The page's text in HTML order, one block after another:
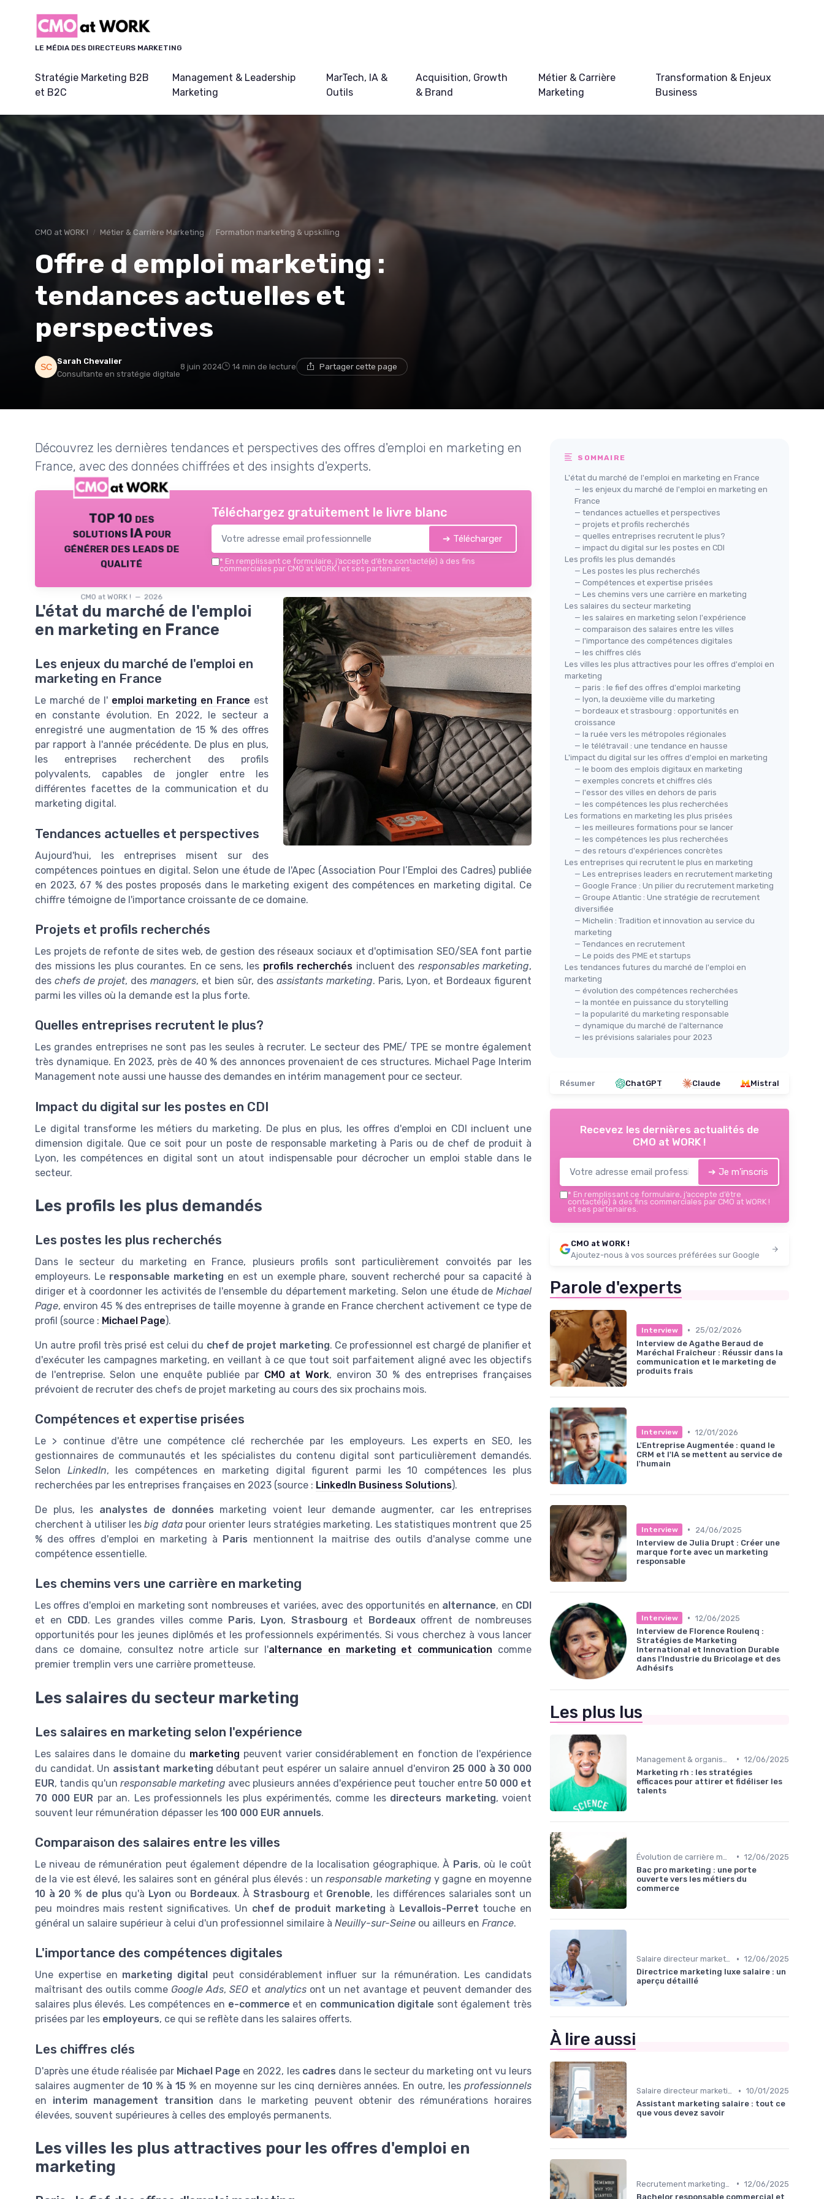
LE MÉDIA DES DIRECTEURS MARKETING
Stratégie Marketing B2B
et B2C
Management & Leadership
Marketing
MarTech, IA &
Outils
Acquisition, Growth
& Brand
Métier & Carrière
Marketing
Transformation & Enjeux
Business
CMO at WORK ! Métier & Carrière Marketing Formation marketing & upskilling
Offre d emploi marketing :
tendances actuelles et
perspectives
Sarah Chevalier
Consultante en stratégie digitale
8 juin 2024 14 min de lecture Partager cette page
Découvrez les dernières tendances et perspectives des offres d'emploi en marketing en
France, avec des données chiffrées et des insights d'experts.
TOP 10 des
solutions IA pour
générer des leads de
qualité
CMO at WORK ! — 2026
Téléchargez gratuitement le livre blanc
➔ Télécharger
* En remplissant ce formulaire, j’accepte d’être contacté(e) à des fins
commerciales par CMO at WORK ! et ses partenaires.
L'état du marché de l'emploi
en marketing en France
Les enjeux du marché de l'emploi en
marketing en France
Le marché de l' emploi marketing en France est
en constante évolution. En 2022, le secteur a
enregistré une augmentation de 15 % des offres
par rapport à l'année précédente. De plus en plus,
les entreprises recherchent des profils
polyvalents, capables de jongler entre les
différentes facettes de la communication et du
marketing digital.
Tendances actuelles et perspectives
Aujourd'hui, les entreprises misent sur des
compétences pointues en digital. Selon une étude de l'Apec (Association Pour l’Emploi des Cadres) publiée
en 2023, 67 % des postes proposés dans le marketing exigent des compétences en marketing digital. Ce
chiffre témoigne de l'importance croissante de ce domaine.
Projets et profils recherchés
Les projets de refonte de sites web, de gestion des réseaux sociaux et d'optimisation SEO/SEA font partie
des missions les plus courantes. En ce sens, les profils recherchés incluent des responsables marketing,
des chefs de projet, des managers, et bien sûr, des assistants marketing. Paris, Lyon, et Bordeaux figurent
parmi les villes où la demande est la plus forte.
Quelles entreprises recrutent le plus?
Les grandes entreprises ne sont pas les seules à recruter. Le secteur des PME/ TPE se montre également
très dynamique. En 2023, près de 40 % des annonces provenaient de ces structures. Michael Page Interim
Management note aussi une hausse des demandes en intérim management pour ce secteur.
Impact du digital sur les postes en CDI
Le digital transforme les métiers du marketing. De plus en plus, les offres d'emploi en CDI incluent une
dimension digitale. Que ce soit pour un poste de responsable marketing à Paris ou de chef de produit à
Lyon, les compétences en digital sont un atout indispensable pour décrocher un emploi stable dans le
secteur.
Les profils les plus demandés
Les postes les plus recherchés
Dans le secteur du marketing en France, plusieurs profils sont particulièrement convoités par les
employeurs. Le responsable marketing en est un exemple phare, souvent recherché pour sa capacité à
diriger et à coordonner les activités de l'ensemble du département marketing. Selon une étude de Michael
Page, environ 45 % des entreprises de taille moyenne à grande en France cherchent activement ce type de
profil (source : Michael Page).
Un autre profil très prisé est celui du chef de projet marketing. Ce professionnel est chargé de planifier et
d'exécuter les campagnes marketing, en veillant à ce que tout soit parfaitement aligné avec les objectifs
de l'entreprise. Selon une enquête publiée par CMO at Work, environ 30 % des entreprises françaises
prévoient de recruter des chefs de projet marketing au cours des six prochains mois.
Compétences et expertise prisées
Le > continue d'être une compétence clé recherchée par les employeurs. Les experts en SEO, les
gestionnaires de communautés et les spécialistes du contenu digital sont particulièrement demandés.
Selon LinkedIn, les compétences en marketing digital figurent parmi les 10 compétences les plus
recherchées par les entreprises françaises en 2023 (source : LinkedIn Business Solutions).
De plus, les analystes de données marketing voient leur demande augmenter, car les entreprises
cherchent à utiliser lesbig datapour orienter leurs stratégies marketing. Les statistiques montrent que 25
% des offres d'emploi en marketing à
Paris mentionnent la maitrise des outils d'analyse comme une
compétence essentielle.
Les chemins vers une carrière en marketing
Les offres d'emploi en marketing sont nombreuses et variées, avec des opportunités en alternance, en CDI
et en CDD. Les grandes villes comme Paris, Lyon,Strasbourg et Bordeauxoffrent de nombreuses
opportunités pour les jeunes diplômés et les professionnels expérimentés. Si vous cherchez à vous lancer
dans ce domaine, consultez notre article sur l'alternance en marketing et communication comme
premier tremplin vers une carrière prometteuse.
Les salaires du secteur marketing
Les salaires en marketing selon l'expérience
Les salaires dans le domaine du marketing peuvent varier considérablement en fonction de l'expérience
du candidat. Un assistant marketing débutant peut espérer un salaire annuel d'environ 25 000 à 30 000
EUR, tandis qu'un responsable marketing avec plusieurs années d'expérience peut toucher entre 50 000 et
70 000 EUR par an. Les professionnels les plus expérimentés, comme les directeurs marketing, voient
souvent leur rémunération dépasser les 100 000 EUR annuels.
Comparaison des salaires entre les villes
Le niveau de rémunération peut également dépendre de la localisation géographique. À Paris, où le coût
de la vie est élevé, les salaires sont en général plus élevés : unresponsable marketing y gagne en moyenne
10 à 20 % de plus qu'à Lyon ou Bordeaux. À Strasbourg et Grenoble, les différences salariales sont un
peu moindres mais restent significatives. Un chef de produit marketing à Levallois-Perret touche en
général un salaire supérieur à celui d'un professionnel similaire à Neuilly-sur-Seine ou ailleurs en France.
L'importance des compétences digitales
Une expertise en marketing digital
peut considérablement influer sur la rémunération. Les candidats
maîtrisant des outils comme Google Ads,SEO et analyticsont un net avantage et peuvent demander des
salaires plus élevés. Les compétences en e-commerce et en communication digitale sont également très
prisées par les employeurs, ce qui se reflète dans les salaires offerts.
Les chiffres clés
D'après une étude réalisée par Michael Page en 2022, les cadres dans le secteur du marketing ont vu leurs
salaires augmenter de 10 % à 15 % en moyenne sur les cinq dernières années. En outre, lesprofessionnels
en interim management transition dans le marketing peuvent obtenir des rémunérations horaires
élevées, souvent supérieures à celles des employés permanents.
Les villes les plus attractives pour les offres d'emploi en
marketing
SOMMAIRE
L'état du marché de l'emploi en marketing en France
— les enjeux du marché de l'emploi en marketing en
France
— tendances actuelles et perspectives
— projets et profils recherchés
— quelles entreprises recrutent le plus?
— impact du digital sur les postes en CDI
Les profils les plus demandés
— Les postes les plus recherchés
— Compétences et expertise prisées
— Les chemins vers une carrière en marketing
Les salaires du secteur marketing
— les salaires en marketing selon l'expérience
— comparaison des salaires entre les villes
— l'importance des compétences digitales
— les chiffres clés
Les villes les plus attractives pour les offres d'emploi en
marketing
— paris : le fief des offres d'emploi marketing
— lyon, la deuxième ville du marketing
— bordeaux et strasbourg : opportunités en
croissance
— la ruée vers les métropoles régionales
— le télétravail : une tendance en hausse
L'impact du digital sur les offres d'emploi en marketing
— le boom des emplois digitaux en marketing
— exemples concrets et chiffres clés
— l'essor des villes en dehors de paris
— les compétences les plus recherchées
Les formations en marketing les plus prisées
— les meilleures formations pour se lancer
— les compétences les plus recherchées
— des retours d'expériences concrètes
Les entreprises qui recrutent le plus en marketing
— Les entreprises leaders en recrutement marketing
— Google France : Un pilier du recrutement marketing
— Groupe Atlantic : Une stratégie de recrutement
diversifiée
— Michelin : Tradition et innovation au service du
marketing
— Tendances en recrutement
— Le poids des PME et startups
Les tendances futures du marché de l'emploi en
marketing
— évolution des compétences recherchées
— la montée en puissance du storytelling
— la popularité du marketing responsable
— dynamique du marché de l'alternance
— les prévisions salariales pour 2023
Résumer ChatGPT Claude Mistral
Recevez les dernières actualités de
CMO at WORK !
➔ Je m'inscris
* En remplissant ce formulaire, j’accepte d’être
contacté(e) à des fins commerciales par CMO at WORK !
et ses partenaires.
CMO at WORK !
Ajoutez-nous à vos sources préférées sur Google
Parole d'experts
Interview •
25/02/2026
Interview de Agathe Beraud de
Maréchal Fraîcheur : Réussir dans la
communication et le marketing de
produits frais
Interview • 12/01/2026
L'Entreprise Augmentée : quand le
CRM et l'IA se mettent au service de
l'humain
Interview •
24/06/2025
Interview de Julia Drupt : Créer une
marque forte avec un marketing
responsable
Interview • 12/06/2025
Interview de Florence Roulenq :
Stratégies de Marketing
International et Innovation Durable
dans l'Industrie du Bricolage et des
Adhésifs
Les plus lus
• 12/06/2025
Marketing rh : les stratégies
efficaces pour attirer et fidéliser les
talents
• 12/06/2025
Bac pro marketing : une porte
ouverte vers les métiers du
commerce
Salaire directeur marketing & rémunération • 12/06/2025
Directrice marketing luxe salaire : un
aperçu détaillé
À lire aussi
Salaire directeur marketing & rémunération • 10/01/2025
Assistant marketing salaire : tout ce
que vous devez savoir
• 12/06/2025
Bachelor responsable commercial et